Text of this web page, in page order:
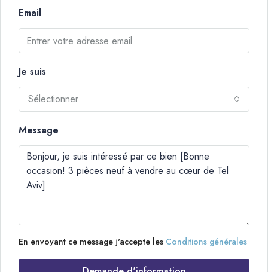
Email
Je suis
Sélectionner
Message
En envoyant ce message j'accepte les Conditions générales